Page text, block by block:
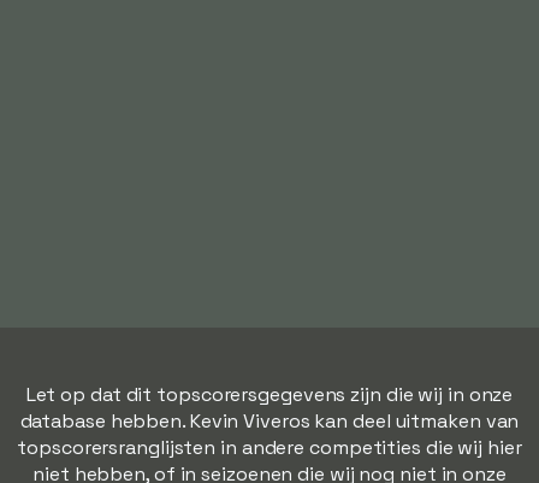
Let op dat dit topscorersgegevens zijn die wij in onze
database hebben. Kevin Viveros kan deel uitmaken van
topscorersranglijsten in andere competities die wij hier
niet hebben, of in seizoenen die wij nog niet in onze